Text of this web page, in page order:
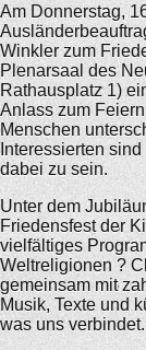
Am Donnerstag,
Winkler zum
Plenarsaal des
Rathausplatz 1)
Anlass zum
Menschen
Interessierten
dabei zu sein.
Unter dem
Friedensfest der
vielfältiges
Weltreligionen ?
gemeinsam mit
Musik, Texte und
was uns verbindet.